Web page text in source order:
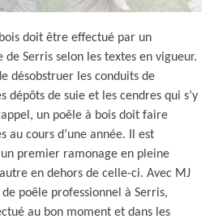
doit être effectué par un
Serris selon les textes en vigueur.
désobstruer les conduits de
dépôts de suie et les cendres qui s’y
un poêle à bois doit faire
au cours d’une année. Il est
premier ramonage en pleine
en dehors de celle-ci. Avec MJ
poêle professionnel à Serris,
au bon moment et dans les